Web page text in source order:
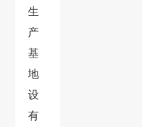
生
产
基
地
设
有